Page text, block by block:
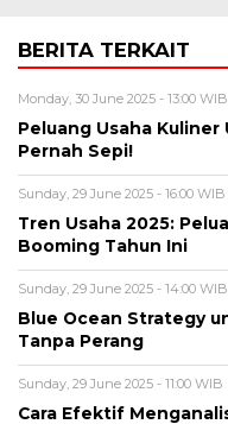
BERITA TERKAIT
Monday, 30 June 2025 - 13:00 WIB
Peluang Usaha Kuliner
Pernah Sepi!
Sunday, 29 June 2025 - 16:00 WIB
Tren Usaha 2025:
Booming Tahun Ini
Sunday, 29 June 2025 - 14:00 WIB
Blue Ocean Strategy
Tanpa Perang
Sunday, 29 June 2025 - 11:00 WIB
Cara Efektif